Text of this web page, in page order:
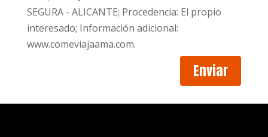
SEGURA - ALICANTE; Procedencia: El propio
interesado; Información adicional:
www.comeviajaama.com.
Enviar